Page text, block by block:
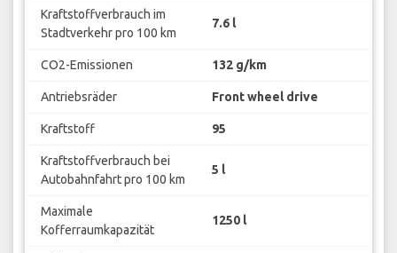
Kraftstoffverbrauch im
Stadtverkehr pro 100 km
7.6 l
CO2-Emissionen 132 g/km
Antriebsräder Front wheel drive
Kraftstoff 95
Kraftstoffverbrauch bei
Autobahnfahrt pro 100 km
5 l
Maximale
Kofferraumkapazität
1250 l